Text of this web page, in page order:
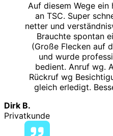
Auf diesem Wege ein
an TSC. Super
netter und
Brauchte spontan
(Große Flecken auf
und wurde
bedient. Anruf wg.
Rückruf wg
gleich erledigt.
Dirk B.
Privatkunde